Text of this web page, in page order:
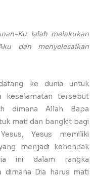
Ku ialah melakukan
dan menyelesaikan
ke dunia untuk
keselamatan tersebut
dimana Allah Bapa
mati dan bangkit bagi
Yesus memiliki
menjadi kehendak
ini dalam rangka
dimana Dia harus mati